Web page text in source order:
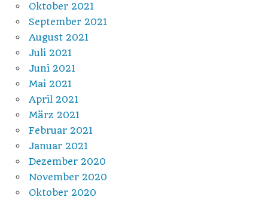
Oktober 2021
September 2021
August 2021
Juli 2021
Juni 2021
Mai 2021
April 2021
März 2021
Februar 2021
Januar 2021
Dezember 2020
November 2020
Oktober 2020